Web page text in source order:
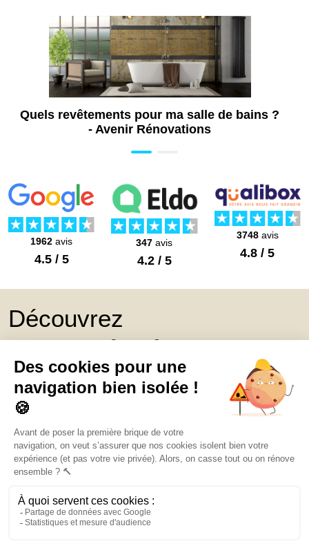
Travaux d'aménagement dressing à
Vienne (38)
Travaux d'aménagement de cuisine à
Vienne (38)
Quels revêtements pour ma salle de bains ?
- Avenir Rénovations
1962 avis
4.5 / 5
347 avis
4.2 / 5
3748avis
4.8 / 5
Découvrez
Mon Book Réno 2026,
un catalogue de
conseils et inspirations